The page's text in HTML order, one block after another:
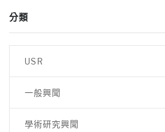
分類
USR
一般興聞
學術研究興聞